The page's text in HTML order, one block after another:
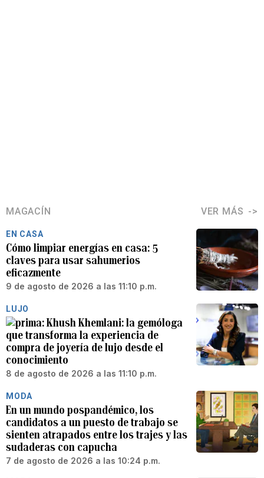
MAGACÍN VER MÁS
EN CASA
Cómo limpiar energías en casa: 5
claves para usar sahumerios
eficazmente
9 de agosto de 2026 a las 11:10 p.m.
LUJO
Khush Khemlani: la gemóloga
que transforma la experiencia de
compra de joyería de lujo desde el
conocimiento
8 de agosto de 2026 a las 11:10 p.m.
MODA
En un mundo pospandémico, los
candidatos a un puesto de trabajo se
sienten atrapados entre los trajes y las
sudaderas con capucha
7 de agosto de 2026 a las 10:24 p.m.